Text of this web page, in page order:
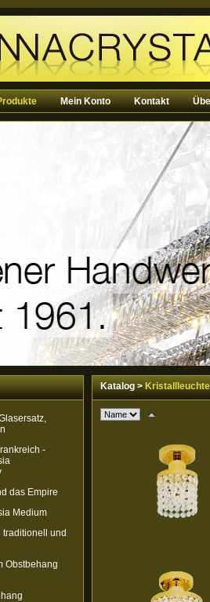
Mein Konto Kontakt
-
das Empire
Medium
traditionell und
Obstbehang
Katalog>